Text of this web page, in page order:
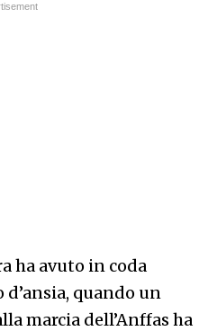
ha avuto in coda
quando un
marcia dell’Anffas ha